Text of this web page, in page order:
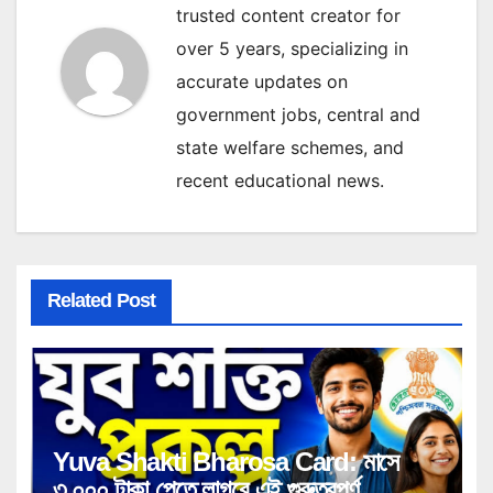
trusted content creator for
over 5 years, specializing in
accurate updates on
government jobs, central and
state welfare schemes, and
recent educational news.
Related Post
Yuva Shakti Bharosa Card: মাসে